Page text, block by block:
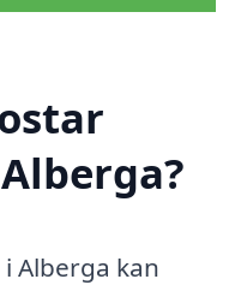
Alberga kan